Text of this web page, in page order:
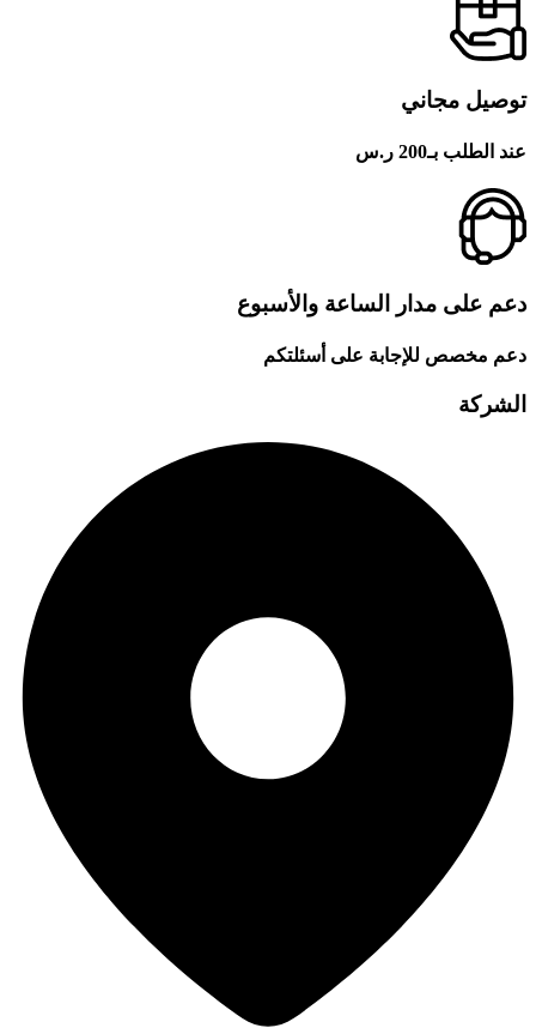
توصيل مجاني
عند الطلب بـ200 ر.س
دعم على مدار الساعة والأسبوع
دعم مخصص للإجابة على أسئلتكم
الشركة